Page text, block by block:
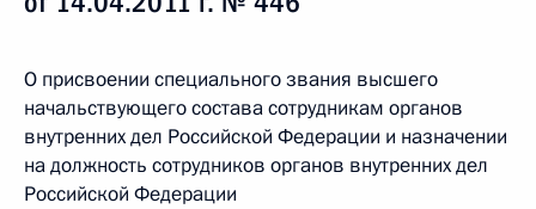
О присвоении специального звания высшего
начальствующего состава сотрудникам органов
внутренних дел Российской Федерации и назначении
на должность сотрудников органов внутренних дел
Российской Федерации